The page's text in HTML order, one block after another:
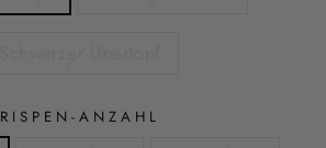
RISPEN-ANZAHL